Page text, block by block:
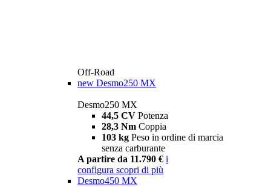
Off-Road
new Desmo250 MX
Desmo250 MX
44,5 CV Potenza
28,3 Nm Coppia
103 kg Peso in ordine di marcia
senza carburante
A partire da 11.790 € i
configura scopri di più
Desmo450 MX